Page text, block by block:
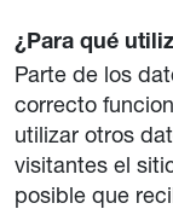
¿Para qué
Parte de los
correcto
utilizar otros
visitantes el
posible que